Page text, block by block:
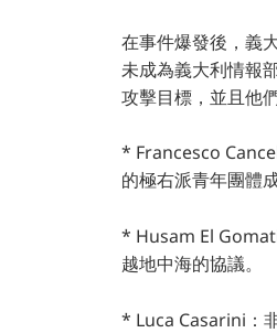
在事件爆發後，義
未成為義大利情報
攻擊目標，並且他
* Francesco
的極右派青年團體
* Husam El
越地中海的協議。
* Luca Casarini：